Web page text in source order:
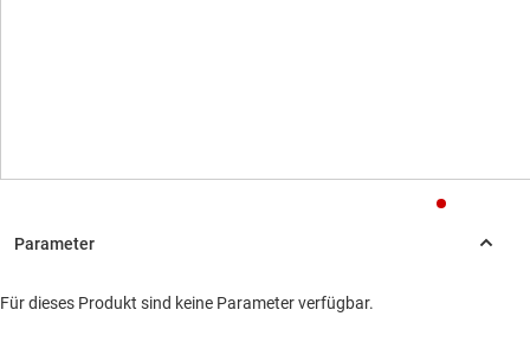
Für dieses Produkt sind keine Parameter verfügbar.